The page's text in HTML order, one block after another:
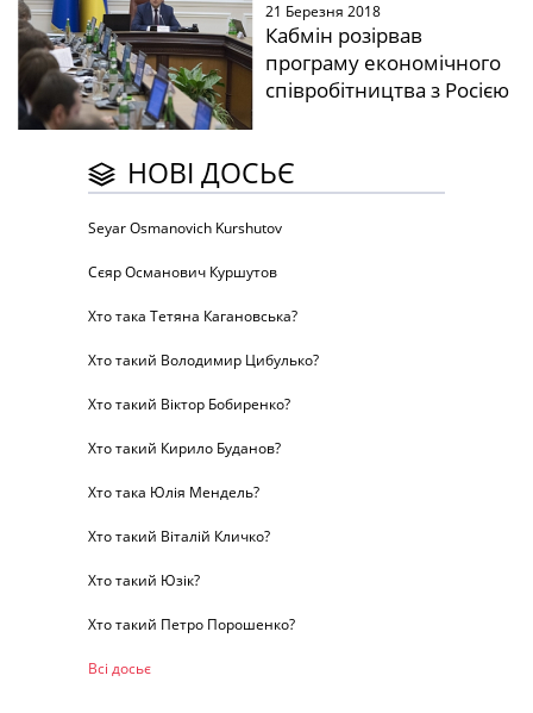
21 Березня 2018
Кабмін розірвав
програму економічного
співробітництва з Росією
НОВІ ДОСЬЄ
Seyar Osmanovich Kurshutov
Сєяр Османович Куршутов
Хто така Тетяна Кагановська?
Хто такий Володимир Цибулько?
Хто такий Віктор Бобиренко?
Хто такий Кирило Буданов?
Хто така Юлія Мендель?
Хто такий Віталій Кличко?
Хто такий Юзік?
Хто такий Петро Порошенко?
Всі досьє